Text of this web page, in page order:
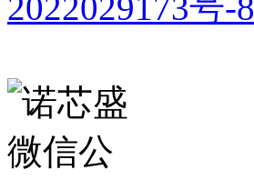
2022029173号-8